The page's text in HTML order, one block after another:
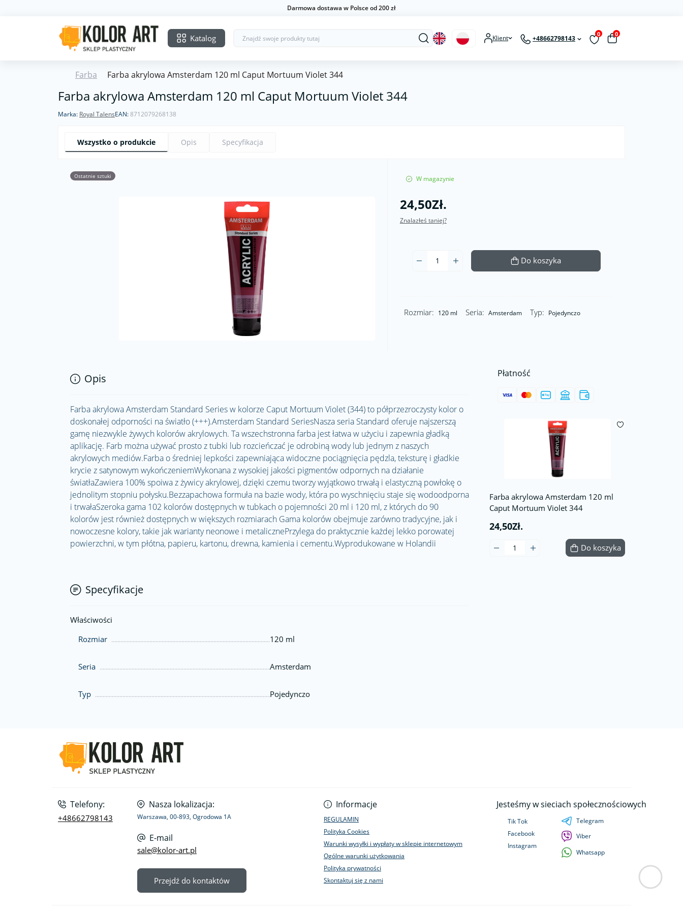
Darmowa dostawa w Polsce od 200 zł
Katalog Klient +48662798143
0 0
Farba Farba akrylowa Amsterdam 120 ml Caput Mortuum Violet 344
Farba akrylowa Amsterdam 120 ml Caput Mortuum Violet 344
Marka: Royal TalensEAN:8712079268138
Wszystko o produkcie Opis Specyfikacja
Ostatnie sztuki W magazynie
24,50Zł.
Znalazłeś taniej?
Do koszyka
Rozmiar: 120 ml Seria: Amsterdam Typ: Pojedynczo
Płatność
Farba akrylowa Amsterdam 120 ml
Caput Mortuum Violet 344
24,50Zł.
Do koszyka
Opis
Farba akrylowa Amsterdam Standard Series w kolorze Caput Mortuum Violet (344) to półprzezroczysty kolor o
doskonałej odporności na światło (+++).Amsterdam Standard SeriesNasza seria Standard oferuje najszerszą
gamę niezwykle żywych kolorów akrylowych. Ta wszechstronna farba jest łatwa w użyciu i zapewnia gładką
aplikację. Farb można używać prosto z tubki lub rozcieńczać je odrobiną wody lub jednym z naszych
akrylowych mediów.Farba o średniej lepkości zapewniająca widoczne pociągnięcia pędzla, teksturę i gładkie
krycie z satynowym wykończeniemWykonana z wysokiej jakości pigmentów odpornych na działanie
światłaZawiera 100% spoiwa z żywicy akrylowej, dzięki czemu tworzy wyjątkowo trwałą i elastyczną powłokę o
jednolitym stopniu połysku.Bezzapachowa formuła na bazie wody, która po wyschnięciu staje się wodoodporna
i trwałaSzeroka gama 102 kolorów dostępnych w tubkach o pojemności 20 ml i 120 ml, z których do 90
kolorów jest również dostępnych w większych rozmiarach Gama kolorów obejmuje zarówno tradycyjne, jak i
nowoczesne kolory, takie jak warianty neonowe i metalicznePrzylega do praktycznie każdej lekko porowatej
powierzchni, w tym płótna, papieru, kartonu, drewna, kamienia i cementu.Wyprodukowane w Holandii
Specyfikacje
Właściwości
Rozmiar
120 ml
Seria Amsterdam
Typ Pojedynczo
Telefony:
+48662798143
Nasza lokalizacja:
Warszawa, 00-893, Ogrodowa 1A
E-mail
sale@kolor-art.pl
Przejdź do kontaktów
Informacje
REGULAMIN
Polityka Cookies
Warunki wysyłki i wypłaty w sklepie internetowym
Ogólne warunki użytkowania
Polityka prywatności
Skontaktuj się z nami
Jesteśmy w sieciach społecznościowych
Tik Tok
Facebook
Instagram
Telegram
Viber
Whatsapp